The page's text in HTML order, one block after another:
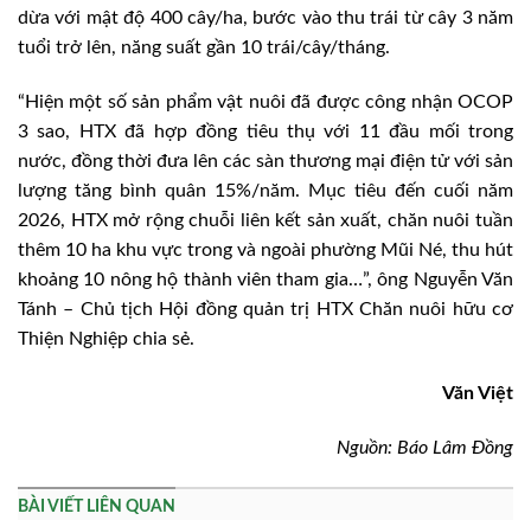
dừa với mật độ 400 cây/ha, bước vào thu trái từ cây 3 năm
tuổi trở lên, năng suất gần 10 trái/cây/tháng.
“Hiện một số sản phẩm vật nuôi đã được công nhận OCOP
3 sao, HTX đã hợp đồng tiêu thụ với 11 đầu mối trong
nước, đồng thời đưa lên các sàn thương mại điện tử với sản
lượng tăng bình quân 15%/năm. Mục tiêu đến cuối năm
2026, HTX mở rộng chuỗi liên kết sản xuất, chăn nuôi tuần
thêm 10 ha khu vực trong và ngoài phường Mũi Né, thu hút
khoảng 10 nông hộ thành viên tham gia…”, ông Nguyễn Văn
Tánh – Chủ tịch Hội đồng quản trị HTX Chăn nuôi hữu cơ
Thiện Nghiệp chia sẻ.
Văn Việt
Nguồn: Báo Lâm Đồng
BÀI VIẾT LIÊN QUAN